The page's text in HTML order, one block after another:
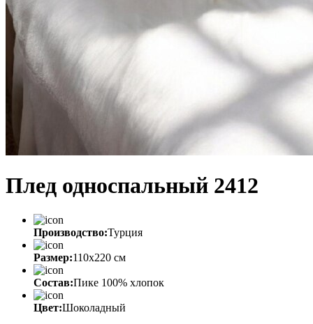
Плед односпальный 2412
Производство:Турция
Размер:110х220 см
Состав:Пике 100% хлопок
Цвет:Шоколадный